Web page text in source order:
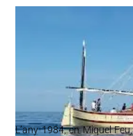
L’any 1984, en Miquel